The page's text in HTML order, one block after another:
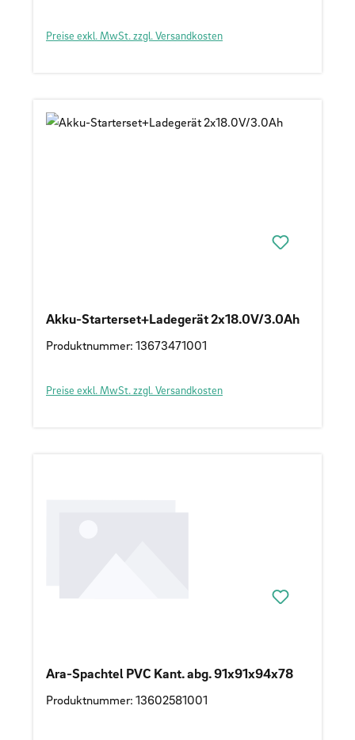
Preise exkl. MwSt. zzgl. Versandkosten
Akku-Starterset+Ladegerät 2x18.0V/3.0Ah
Produktnummer: 13673471001
Preise exkl. MwSt. zzgl. Versandkosten
Ara-Spachtel PVC Kant. abg. 91x91x94x78
Produktnummer: 13602581001